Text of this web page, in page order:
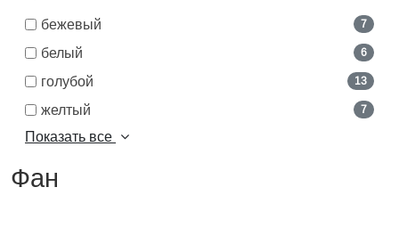
бежевый 7
белый 6
голубой 13
желтый 7
Показать все
Фан